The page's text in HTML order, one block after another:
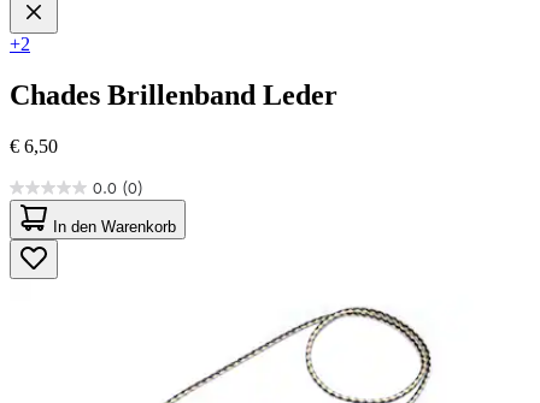
+2
Chades Brillenband Leder
€ 6,50
0.0 (0)
0.0
von
5
Sternen.
In den Warenkorb